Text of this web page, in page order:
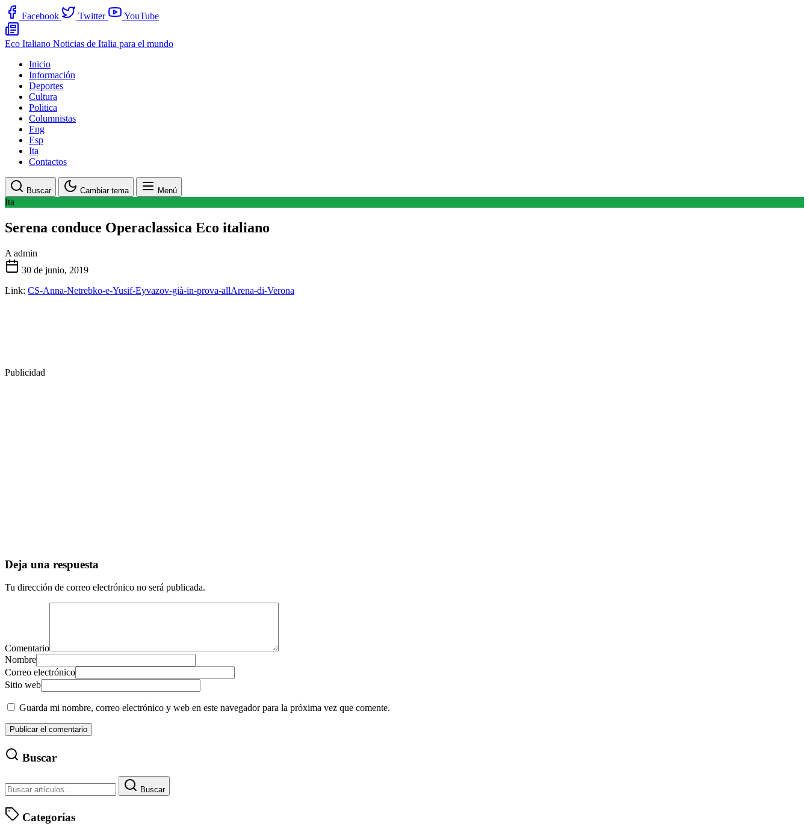
Facebook Twitter YouTube
Eco Italiano Noticias de Italia para el mundo
Inicio
Información
Deportes
Cultura
Politica
Columnistas
Eng
Esp
Ita
Contactos
Buscar Cambiar tema Menú
Ita
Serena conduce Operaclassica Eco italiano
A admin
30 de junio, 2019
Link: CS-Anna-Netrebko-e-Yusif-Eyvazov-già-in-prova-allArena-di-Verona
Publicidad
Deja una respuesta
Tu dirección de correo electrónico no será publicada.
Comentario
Nombre
Correo electrónico
Sitio web
Guarda mi nombre, correo electrónico y web en este navegador para la próxima vez que comente.
Buscar
Buscar
Categorías